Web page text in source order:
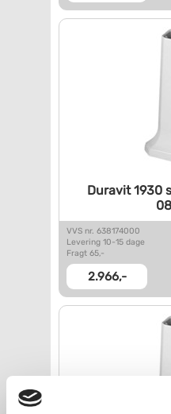
Duravit 1930
VVS nr. 638174000
Levering 10-15 dage
Fragt 65,-
2.966,-